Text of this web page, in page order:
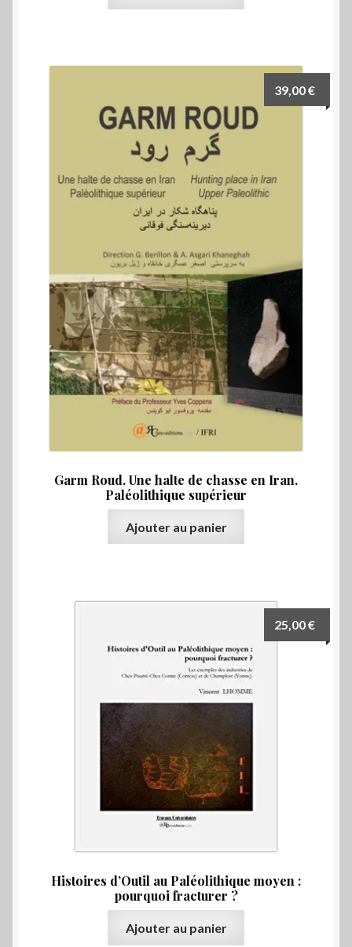
Garm Roud. Une halte de chasse en Iran.
Paléolithique supérieur
39,00€
Ajouter au panier
Histoires d’Outil au Paléolithique moyen :
pourquoi fracturer ?
25,00€
Ajouter au panier